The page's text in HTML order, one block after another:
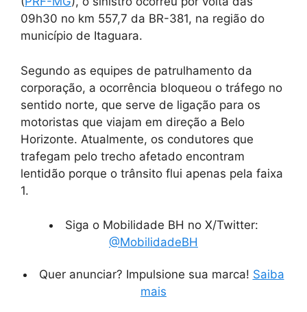
09h30 no km 557,7 da BR-381, na região do
município de Itaguara.
Segundo as equipes de patrulhamento da
corporação, a ocorrência bloqueou o tráfego no
sentido norte, que serve de ligação para os
motoristas que viajam em direção a Belo
Horizonte. Atualmente, os condutores que
trafegam pelo trecho afetado encontram
lentidão porque o trânsito flui apenas pela faixa
1.
Siga o Mobilidade BH no X/Twitter:
@MobilidadeBH
Quer anunciar? Impulsione sua marca! Saiba
mais